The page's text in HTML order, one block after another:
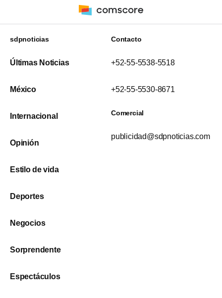
sdpnoticias
Últimas Noticias
México
Internacional
Opinión
Estilo de vida
Deportes
Negocios
Sorprendente
Espectáculos
Contacto
+52-55-5538-5518
+52-55-5530-8671
Comercial
publicidad@sdpnoticias.com